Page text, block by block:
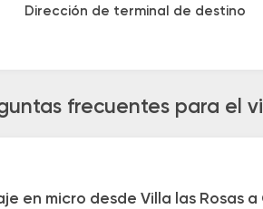
Dirección de terminal de destino
frecuentes para el
en micro desde Villa las Rosas